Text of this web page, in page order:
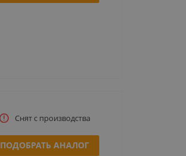
Снят с производства
ПОДОБРАТЬ АНАЛОГ